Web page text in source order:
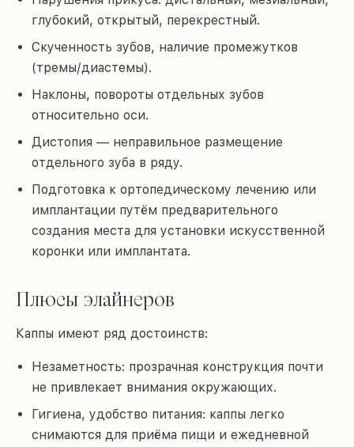
глубокий, открытый, перекрестный.
Скученность зубов, наличие промежутков
(тремы/диастемы).
Наклоны, повороты отдельных зубов
относительно оси.
Дистопия — неправильное размещение
отдельного зуба в ряду.
Подготовка к ортопедическому лечению или
имплантации путём предварительного
создания места для установки искусственной
коронки или имплантата.
Плюсы элайнеров
Каппы имеют ряд достоинств:
Незаметность: прозрачная конструкция почти
не привлекает внимания окружающих.
Гигиена, удобство питания: каппы легко
снимаются для приёма пищи и ежедневной